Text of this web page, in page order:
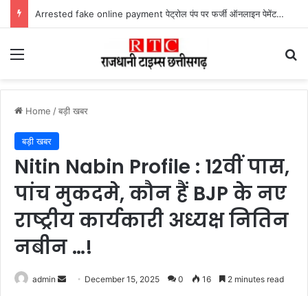
Arrested fake online payment पेट्रोल पंप पर फर्जी ऑनलाइन पेमेंट दिखाकर ठगी करने वाला युवक गिरफ्तार
Menu
Home /बड़ी खबर
बड़ी खबर
Nitin Nabin Profile : 12वीं पास,
पांच मुकदमे, कौन हैं BJP के नए
राष्ट्रीय कार्यकारी अध्यक्ष नितिन
नबीन …!
admin
Send December 15, 2025 0 16 2 minutes read